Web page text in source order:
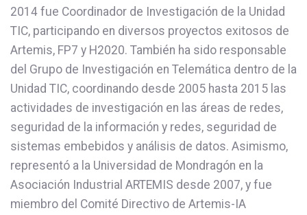
2014 fue Coordinador de Investigación de la Unidad
TIC, participando en diversos proyectos exitosos de
Artemis, FP7 y H2020. También ha sido responsable
del Grupo de Investigación en Telemática dentro de la
Unidad TIC, coordinando desde 2005 hasta 2015 las
actividades de investigación en las áreas de redes,
seguridad de la información y redes, seguridad de
sistemas embebidos y análisis de datos. Asimismo,
representó a la Universidad de Mondragón en la
Asociación Industrial ARTEMIS desde 2007, y fue
miembro del Comité Directivo de Artemis-IA